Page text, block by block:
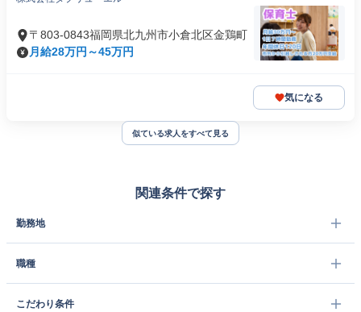
〒803-0843福岡県北九州市小倉北区金鶏町
月給28万円～45万円
気になる
似ている求人をすべて見る
関連条件で探す
勤務地
職種
こだわり条件